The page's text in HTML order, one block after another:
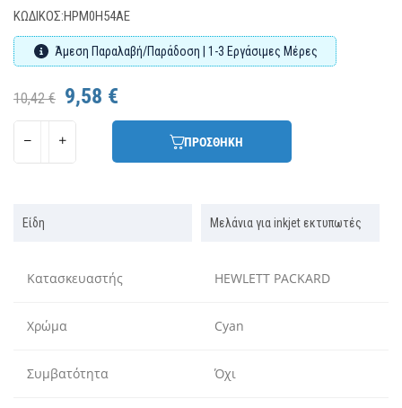
ΚΩΔΙΚΌΣ:HPM0H54AE
Άμεση Παραλαβή/Παράδοση | 1-3 Εργάσιμες Μέρες
10,42 € 9,58 €
ΠΡΟΣΘΗΚΗ
Είδη Μελάνια για inkjet εκτυπωτές
Κατασκευαστής HEWLETT PACKARD
Χρώμα Cyan
Συμβατότητα Όχι